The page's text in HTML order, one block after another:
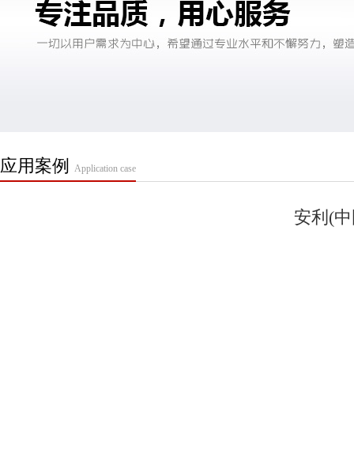
应用案例 Application case
安利(